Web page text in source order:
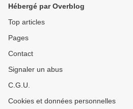
Hébergé par Overblog
Top articles
Pages
Contact
Signaler un abus
C.G.U.
Cookies et données personnelles